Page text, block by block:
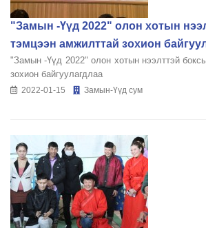
"Замын -Үүд 2022" олон хотын
тэмцээн амжилттай зохион
"Замын -Үүд 2022" олон хотын нээлттэй
зохион байгуулагдлаа
2022-01-15 Замын-Үүд сум